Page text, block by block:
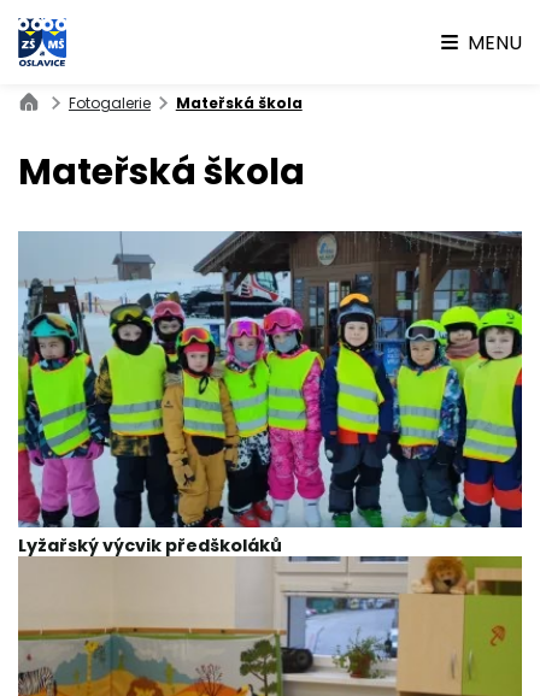
MENU
Fotogalerie Mateřská škola
Mateřská škola
Lyžařský výcvik předškoláků